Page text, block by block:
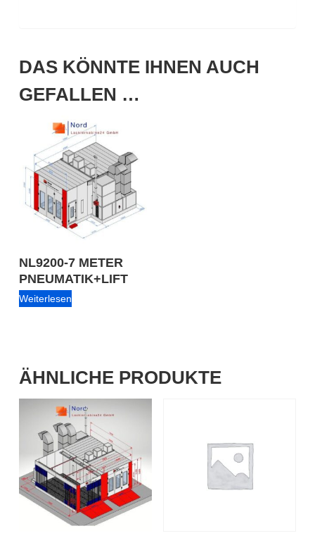
DAS KÖNNTE IHNEN AUCH
GEFALLEN …
NL9200-7 METER
PNEUMATIK+LIFT
Weiterlesen
ÄHNLICHE PRODUKTE